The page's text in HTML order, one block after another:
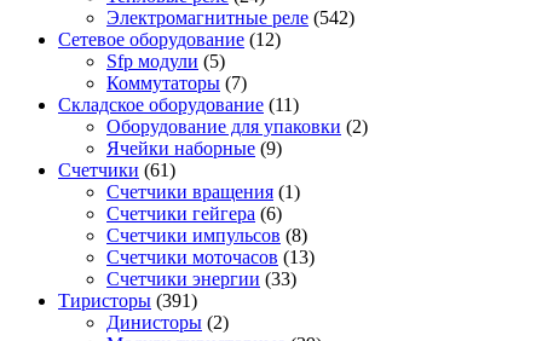
Электромагнитные реле (542)
Сетевое оборудование (12)
Sfp модули (5)
Коммутаторы (7)
Складское оборудование (11)
Оборудование для упаковки (2)
Ячейки наборные (9)
Счетчики (61)
Счетчики вращения (1)
Счетчики гейгера (6)
Счетчики импульсов (8)
Счетчики моточасов (13)
Счетчики энергии (33)
Тиристоры (391)
Динисторы (2)